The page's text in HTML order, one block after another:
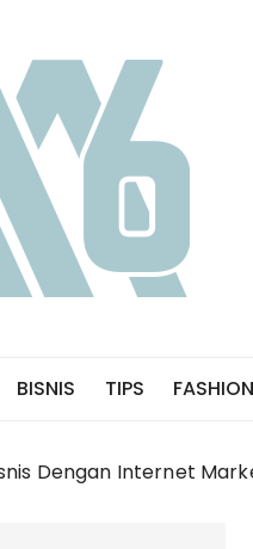
BISNIS TIPS FASHION
Dengan Internet